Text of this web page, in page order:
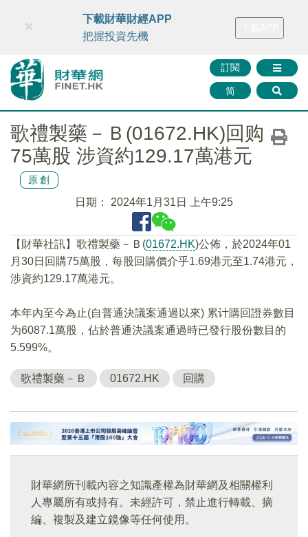
財華智庫網 FINTV FINMETA 財華證券 媒體矩陣
訂閱
简
×
下載財華財經APP
把握投資先機
歌禮製藥－Ｂ(01672.HK)回购
75萬股 涉資約129.17萬港元
原創
日期： 2024年1月31日 上午9:25
【財華社訊】歌禮製藥－Ｂ(01672.HK)公佈，於2024年01
月30日回購75萬股，每股回購價介乎1.69港元至1.74港元，
涉資約129.17萬港元。
本年內至今為止(自普通決議案通過以來) 累计購回證券數目
为6087.1萬股，佔於普通決議案通過時已發行股份數目的
5.599%。
歌禮製藥－Ｂ 01672.HK 回購
財華網所刊載內容之知識產權為財華網及相關權利
人專屬所有或持有。未經許可，禁止進行轉載、摘
編、複製及建立鏡像等任何使用。